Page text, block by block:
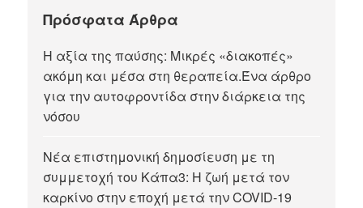
Πρόσφατα Άρθρα
Η αξία της παύσης: Μικρές «διακοπές»
ακόμη και μέσα στη θεραπεία.Ένα άρθρο
για την αυτοφροντίδα στην διάρκεια της
νόσου
Νέα επιστημονική δημοσίευση με τη
συμμετοχή του Κάπα3: Η ζωή μετά τον
καρκίνο στην εποχή μετά την COVID-19